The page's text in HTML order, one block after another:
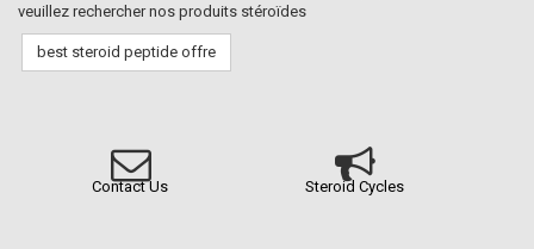
veuillez rechercher nos produits stéroïdes
best steroid peptide offre
Contact Us Steroid Cycles